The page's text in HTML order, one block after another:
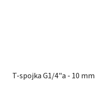
T-spojka G1/4"a - 10 mm